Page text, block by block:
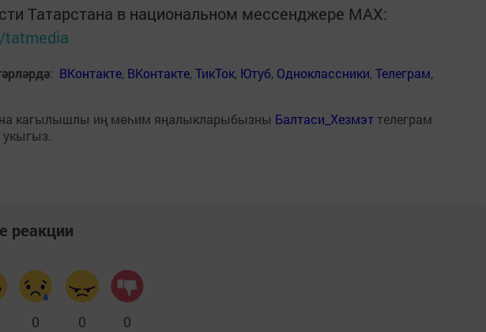
Татарстана в национальном мессенджере MАХ:
: ВКонтакте, ВКонтакте,ТикТок, Ютуб, Одноклассники,Телеграм,
кагылышлы иң мөһим яңалыкларыбызны Балтаси_Хезмэт телеграм
реакции
0 0 0